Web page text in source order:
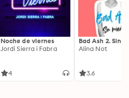
Noche de viernes
Jordi Sierra i Fabra
4
Bad Ash 2. Sin
Alina Not
3.6